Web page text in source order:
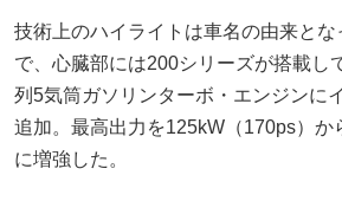
技術上のハイライトは車名の由来と
で、心臓部には200シリーズが搭載し
列5気筒ガソリンターボ・エンジンに
追加。最高出力を125kW（170ps）か
に増強した。